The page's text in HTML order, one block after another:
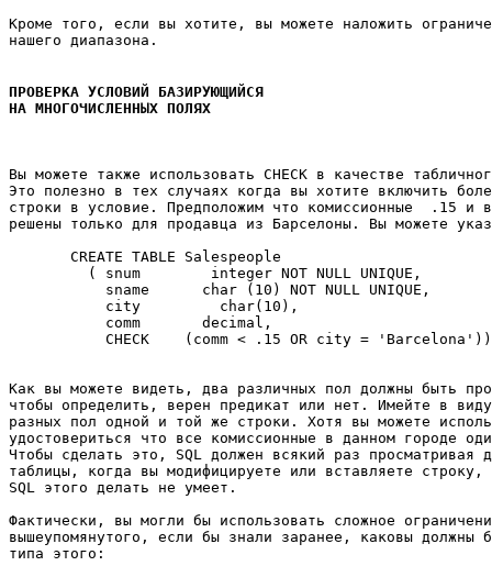
Кроме того, если вы хотите, вы можете наложить
нашего диапазона.
ПРОВЕРКА УСЛОВИЙ БАЗИРУЮЩИЙСЯ
НА МНОГОЧИСЛЕННЫХ ПОЛЯХ
Вы можете также использовать CHECK в качестве
Это полезно в тех случаях когда вы хотите включить
строки в условие. Предположим что комиссионные  .15
решены только для продавца из Барселоны. Вы можете
       CREATE TABLE Salespeople
         ( snum        integer NOT NULL UNIQUE,
           sname      char (10) NOT NULL UNIQUE,
           city         char(10),
           comm       decimal,
CHECK    (comm < .15 OR city =
Как вы можете видеть, два различных пол должны быть
чтобы определить, верен предикат или нет. Имейте в
разных пол одной и той же строки. Хотя вы можете
удостовериться что все комиссионные в данном городе
Чтобы сделать это, SQL должен всякий раз просматривая
таблицы, когда вы модифицируете или вставляете
SQL этого делать не умеет.
Фактически, вы могли бы использовать сложное
вышеупомянутого, если бы знали заранее, каковы
типа этого: